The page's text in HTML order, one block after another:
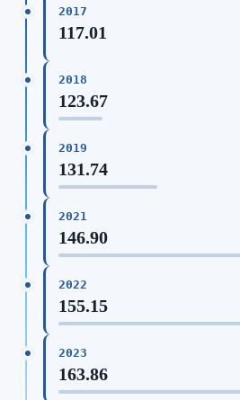
2017
117.01
2018
123.67
2019
131.74
2021
146.90
2022
155.15
2023
163.86